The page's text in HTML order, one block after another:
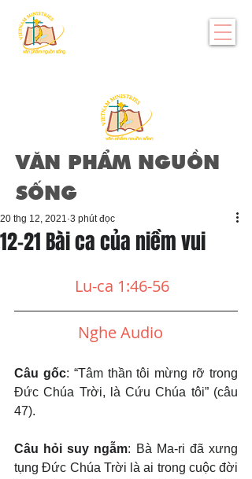
VĂN PHẨM NGUỒN
SỐNG
12-21 Bài ca của niềm vui
20 thg 12, 2021 3 phút đọc
Lu-ca 1:46-56
Nghe Audio
Câu gốc: “Tâm thần tôi mừng rỡ trong
Đức Chúa Trời, là Cứu Chúa tôi” (câu
47).
Câu hỏi suy ngẫm: Bà Ma-ri đã xưng
tụng Đức Chúa Trời là ai trong cuộc đời